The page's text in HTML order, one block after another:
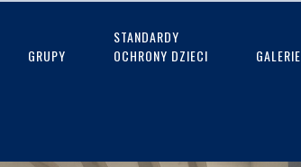
GRUPY
STANDARDY
OCHRONY DZIECI
GALERIE